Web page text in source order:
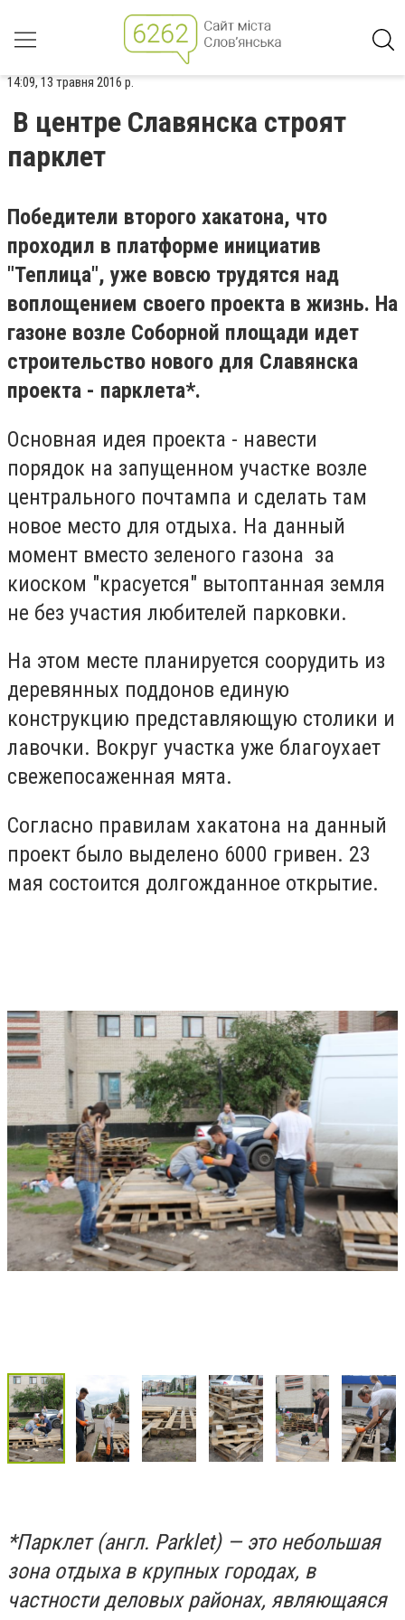
14:09, 13 травня 2016 р.
В центре Славянска строят
парклет
Победители второго хакатона, что
проходил в платформе инициатив
"Теплица", уже вовсю трудятся над
воплощением своего проекта в жизнь. На
газоне возле Соборной площади идет
строительство нового для Славянска
проекта - парклета*.
Основная идея проекта - навести
порядок на запущенном участке возле
центрального почтампа и сделать там
новое место для отдыха. На данный
момент вместо зеленого газона за
киоском "красуется" вытоптанная земля
не без участия любителей парковки.
На этом месте планируется соорудить из
деревянных поддонов единую
конструкцию представляющую столики и
лавочки. Вокруг участка уже благоухает
свежепосаженная мята.
Согласно правилам хакатона на данный
проект было выделено 6000 гривен. 23
мая состоится долгожданное открытие.
*Парклет (англ. Parklet) — это небольшая
зона отдыха в крупных городах, в
частности деловых районах, являющаяся